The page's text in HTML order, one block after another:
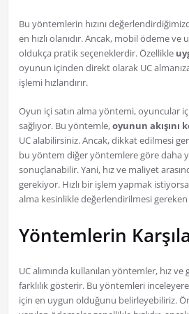
Bu yöntemlerin hızını
en hızlı olanıdır. Ancak, mobil ödeme ve
oldukça pratik seçeneklerdir. Özellikle
oyunun içinden direkt olarak UC
işlemi hızlandırır.
Oyun içi satın alma yöntemi, oyuncular
sağlıyor. Bu yöntemle,oyunun akışını
UC alabilirsiniz. Ancak, dikkat edilmesi
bu yöntem diğer yöntemlere göre daha
sonuçlanabilir. Yani, hız ve maliyet
gerekiyor. Hızlı bir işlem yapmak
alma kesinlikle değerlendirilmesi
Yöntemlerin
UC alımında kullanılan yöntemler, hız ve
farklılık gösterir. Bu yöntemleri
için en uygun olduğunu belirleyebiliriz.